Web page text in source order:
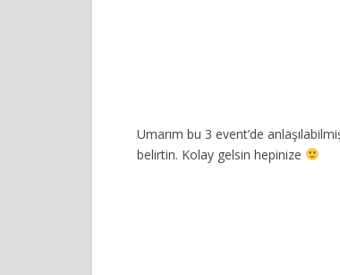
Umarım bu 3 event’de
belirtin. Kolay gelsin hepinize